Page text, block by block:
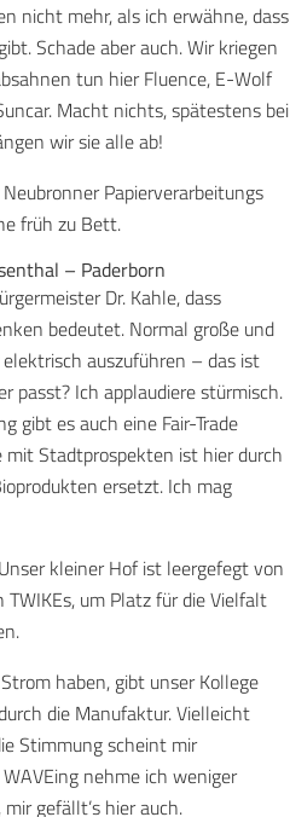
nicht mehr, als ich erwähne, dass
Schade aber auch. Wir kriegen
tun hier Fluence, E-Wolf
Macht nichts, spätestens bei
wir sie alle ab!
Papierverarbeitungs
früh zu Bett.
– Paderborn
Dr. Kahle, dass
bedeutet. Normal große und
auszuführen – das ist
passt? Ich applaudiere stürmisch.
gibt es auch eine Fair-Trade
Stadtprospekten ist hier durch
ersetzt. Ich mag
kleiner Hof ist leergefegt von
um Platz für die Vielfalt
haben, gibt unser Kollege
die Manufaktur. Vielleicht
Stimmung scheint mir
nehme ich weniger
gefällt’s hier auch.